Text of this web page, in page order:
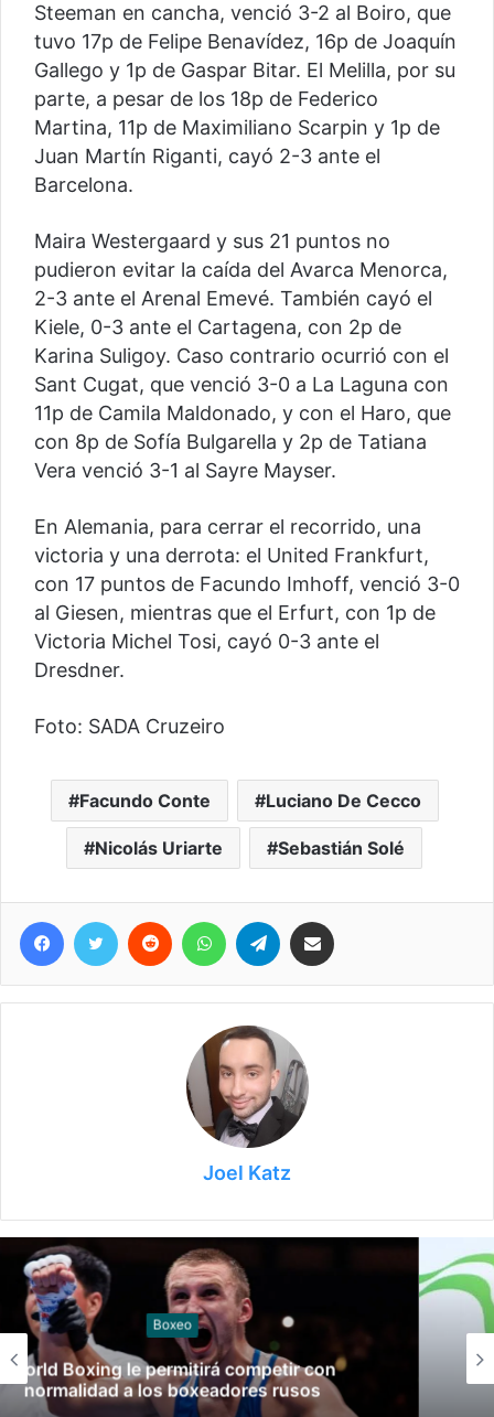
Steeman en cancha, venció 3-2 al Boiro, que
tuvo 17p de Felipe Benavídez, 16p de Joaquín
Gallego y 1p de Gaspar Bitar. El Melilla, por su
parte, a pesar de los 18p de Federico
Martina, 11p de Maximiliano Scarpin y 1p de
Juan Martín Riganti, cayó 2-3 ante el
Barcelona.
Maira Westergaard y sus 21 puntos no
pudieron evitar la caída del Avarca Menorca,
2-3 ante el Arenal Emevé. También cayó el
Kiele, 0-3 ante el Cartagena, con 2p de
Karina Suligoy. Caso contrario ocurrió con el
Sant Cugat, que venció 3-0 a La Laguna con
11p de Camila Maldonado, y con el Haro, que
con 8p de Sofía Bulgarella y 2p de Tatiana
Vera venció 3-1 al Sayre Mayser.
En Alemania, para cerrar el recorrido, una
victoria y una derrota: el United Frankfurt,
con 17 puntos de Facundo Imhoff, venció 3-0
al Giesen, mientras que el Erfurt, con 1p de
Victoria Michel Tosi, cayó 0-3 ante el
Dresdner.
Foto: SADA Cruzeiro
Facundo Conte Luciano De Cecco
Nicolás Uriarte Sebastián Solé
Facebook
Twitter Reddit WhatsAppTelegram
Joel Katz
Gimnasia
Las claves del fallo que condenó a Federico
Molinari por grooming